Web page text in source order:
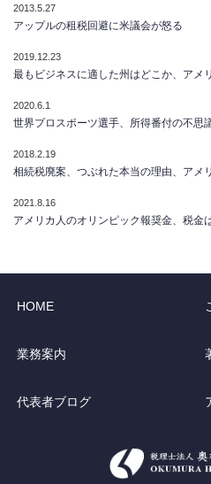
2013.5.27
アップルの租税回避に米議会が怒る
2019.12.23
最もビジネスに適した州はどこか、アメ
2020.6.1
世界プロスポーツ選手、所得番付の不思
2018.2.19
相続税廃案、つぶれた本当の理由、アメ
2021.8.16
アメリカ人のオリンピック報奨金、税金
HOME
業務案内
代表者ブログ